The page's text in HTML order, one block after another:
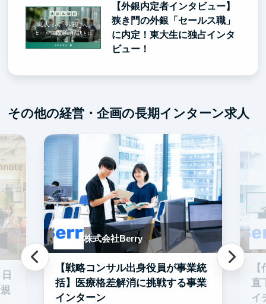
【外銀内定者インタビュー】
狭き門の外銀「セールス職」
に内定！東大生に独占インタ
ビュー！
その他の経営・企画の長期インターン求人
株式会社Berry
【戦略コンサル出身役員が事業統
括】医療格差解消に挑戦する事業
インターン
直
イ